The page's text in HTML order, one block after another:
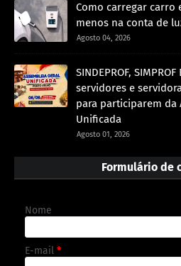
Como carregar carro
menos na conta de
Agosto 04, 2026
SINDEPROF,
servidores e
para participarem da
Unificada
Agosto 01, 2026
Formulário de
Nome
E-mail *